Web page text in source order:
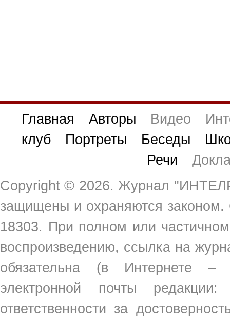
Главная Авторы Видео
клуб
Портреты Беседы
Речи
Copyright © 2026. Журнал
защищены и охраняются
18303. При полном или
воспроизведению, ссылка на
обязательна (в Интернете
электронной почты
ответственности за